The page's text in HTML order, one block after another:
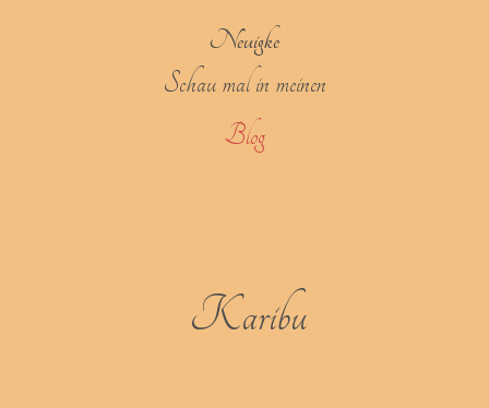
Neuigkeite
Schau mal in meinen
Blog
Karibu